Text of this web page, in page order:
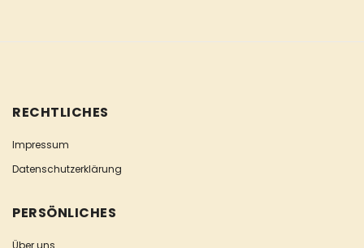
RECHTLICHES
Impressum
Datenschutzerklärung
PERSÖNLICHES
Über uns